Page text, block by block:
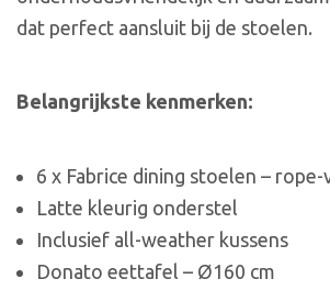
dat perfect aansluit bij de stoelen.
Belangrijkste kenmerken:
6 x Fabrice dining stoelen –
Latte kleurig onderstel
Inclusief all-weather kussens
Donato eettafel – Ø160 cm